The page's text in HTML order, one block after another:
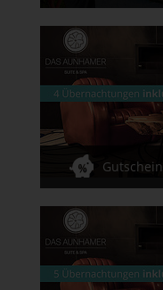
Gutschein